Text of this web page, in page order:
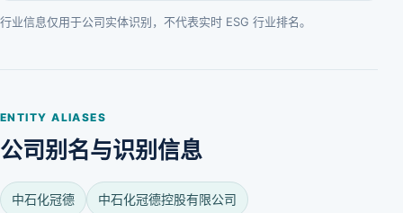
行业信息仅用于公司实体识别，不代表实时 ESG 行业排名。
ENTITY ALIASES
公司别名与识别信息
中石化冠德 中石化冠德控股有限公司